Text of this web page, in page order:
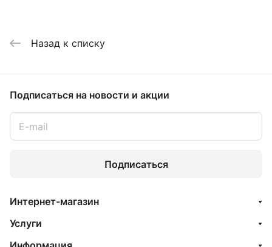
Назад к списку
Подписаться на новости и акции
Подписаться
Интернет-магазин
Услуги